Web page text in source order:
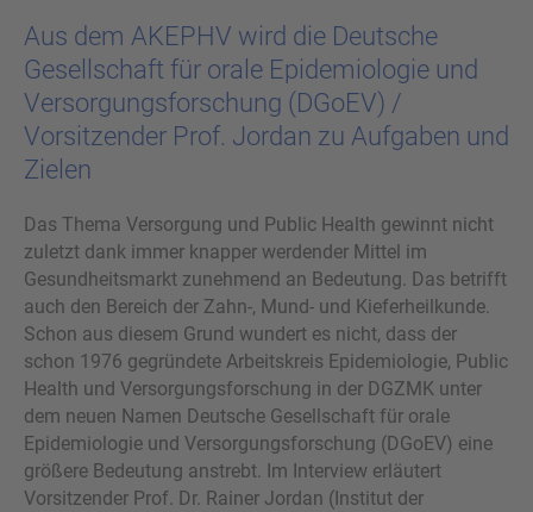
Aus dem AKEPHV wird die Deutsche
Gesellschaft für orale Epidemiologie und
Versorgungsforschung (DGoEV) /
Vorsitzender Prof. Jordan zu Aufgaben und
Zielen
Das Thema Versorgung und Public Health gewinnt nicht
zuletzt dank immer knapper werdender Mittel im
Gesundheitsmarkt zunehmend an Bedeutung. Das betrifft
auch den Bereich der Zahn-, Mund- und Kieferheilkunde.
Schon aus diesem Grund wundert es nicht, dass der
schon 1976 gegründete Arbeitskreis Epidemiologie, Public
Health und Versorgungsforschung in der DGZMK unter
dem neuen Namen Deutsche Gesellschaft für orale
Epidemiologie und Versorgungsforschung (DGoEV) eine
größere Bedeutung anstrebt. Im Interview erläutert
Vorsitzender Prof. Dr. Rainer Jordan (Institut der